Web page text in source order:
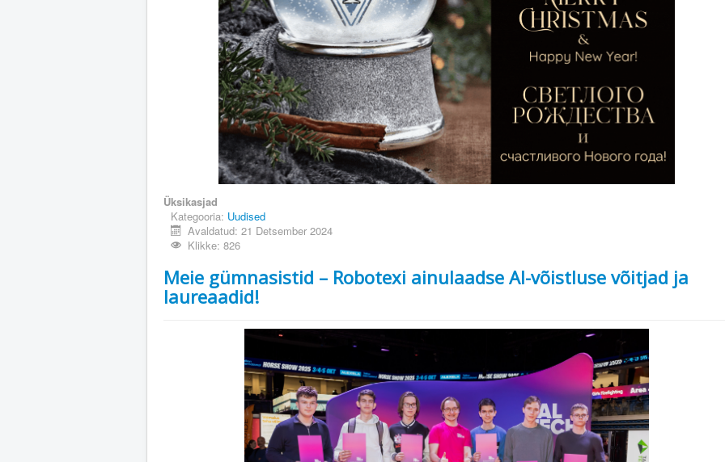
Üksikasjad
Kategooria: Uudised
Avaldatud: 21 Detsember 2024
Klikke: 826
Meie gümnasistid – Robotexi ainulaadse AI-võistluse võitjad ja
laureaadid!